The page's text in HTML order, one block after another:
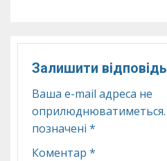
Залишити відповідь
Ваша e-mail адреса не
оприлюднюватиметься.
позначені *
Коментар *